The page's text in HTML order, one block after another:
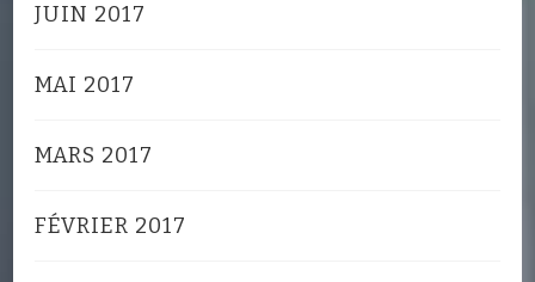
JUIN 2017
MAI 2017
MARS 2017
FÉVRIER 2017